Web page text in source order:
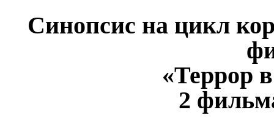
Синопсис на цикл
«Террор
2